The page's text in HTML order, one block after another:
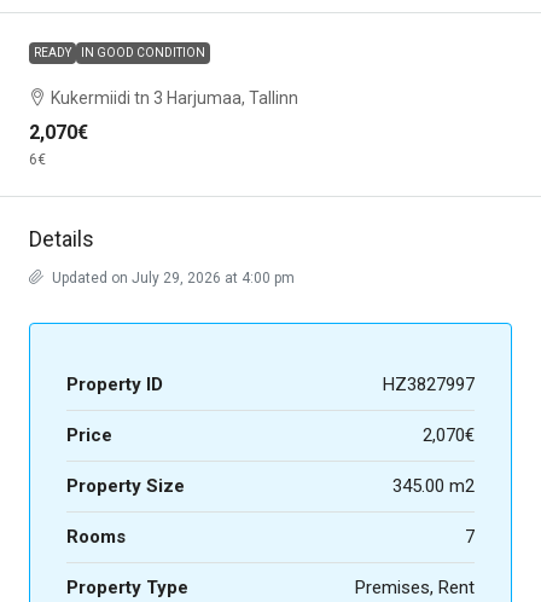
READY IN GOOD CONDITION
Kukermiidi tn 3 Harjumaa, Tallinn
2,070€
6€
Details
Updated on July 29, 2026 at 4:00 pm
Property ID HZ3827997
Price 2,070€
Property Size 345.00 m2
Rooms 7
Property Type Premises, Rent